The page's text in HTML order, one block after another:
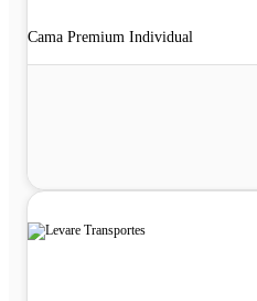
Cama Premium Individual